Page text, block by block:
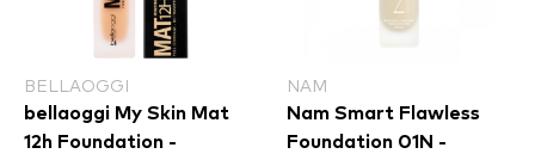
BELLAOGGI
bellaoggi My Skin Mat
12h Foundation -
NAM
Nam Smart Flawless
Foundation 01N -